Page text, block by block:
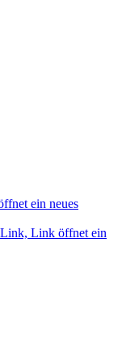
ein neues
Link öffnet ein